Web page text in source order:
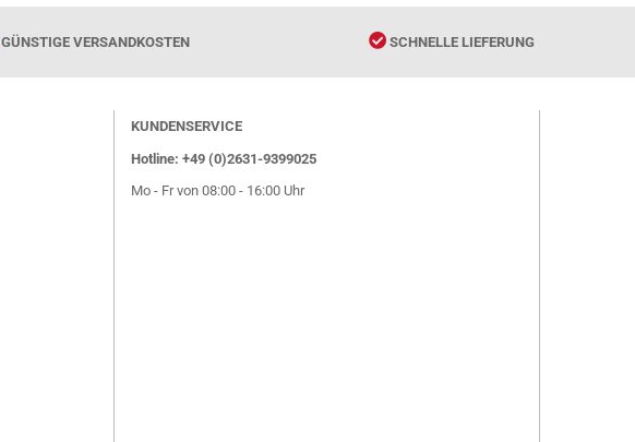
GÜNSTIGE VERSANDKOSTEN SCHNELLE LIEFERUNG
KUNDENSERVICE
Hotline: +49 (0)2631-9399025
Mo - Fr von 08:00 - 16:00 Uhr